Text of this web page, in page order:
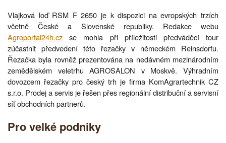
Vlajková loď RSM F 2650 je k dispozici na evropských trzích
včetně České a Slovenské republiky. Redakce webu
Agroportal24h.cz se mohla při příležitosti předváděcí tour
zúčastnit předvedení této řezačky v německém Reinsdorfu.
Řezačka byla rovněž prezentována na nedávném mezinárodním
zemědělském veletrhu AGROSALON v Moskvě. Výhradním
dovozcem řezačky pro český trh je firma KomAgrartechnik CZ
s.r.o. Prodej a servis je řešen přes regionální distribuční a servisní
síť obchodních partnerů.
Pro velké podniky